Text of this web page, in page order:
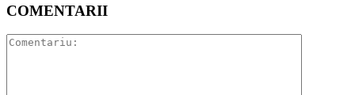
COMENTARII